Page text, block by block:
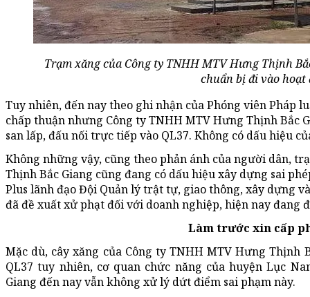
Trạm xăng của Công ty TNHH MTV Hưng Thịnh
chuẩn bị đi vào hoạt
Tuy nhiên, đến nay theo ghi nhận của Phóng viên Pháp
chấp thuận nhưng Công ty TNHH MTV Hưng Thịnh Bắc
san lấp, đấu nối trực tiếp vào QL37. Không có dấu hiệu
Không những vậy, cũng theo phản ánh của người dân,
Thịnh Bắc Giang cũng đang có dấu hiệu xây dựng sai
Plus lãnh đạo Đội Quản lý trật tự, giao thông, xây dựng
đã đề xuất xử phạt đối với doanh nghiệp, hiện nay đang
Làm trước xin cấp
Mặc dù, cây xăng của Công ty TNHH MTV Hưng Thịnh
QL37 tuy nhiên, cơ quan chức năng của huyện Lục
Giang đến nay vẫn không xử lý dứt điểm sai phạm này.